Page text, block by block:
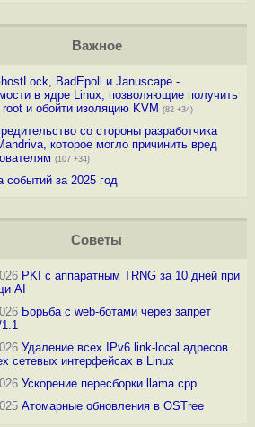
Важное
BadEpoll и Januscape -
в ядре Linux, позволяющие получить
root и обойти изоляцию KVM (82 +34)
со стороны разработчика
которое могло причинить вред
(107 +34)
событий за 2025 год
Советы
PKI с аппаратным TRNG за 10 дней при
AI
Борьба с web-ботами через запрет
Удаление всех IPv6 link-local адресов
сетевых интерфейсах в Linux
Ускорение пересборки llama.cpp
Атомарные обновления в OSTree